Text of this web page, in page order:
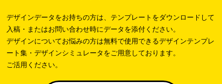
デザインデータをお持ちの方は、テンプレートをダウンロードして
入稿・またはお問い合わせ時にデータを添付ください。
デザインについてお悩みの方は無料で使用できるデザインテンプレ
ート集・デザインシミュレータをご用意しております。
ご活用ください。